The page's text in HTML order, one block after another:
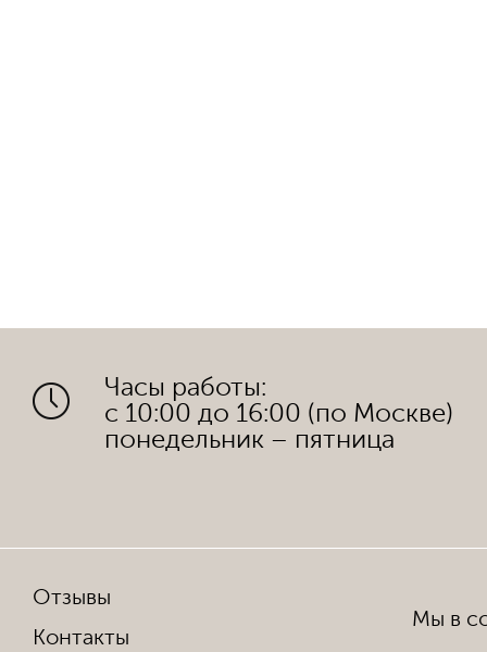
Часы работы:
с 10:00 до 16:00 (по Москве)
понедельник – пятница
Отзывы
Контакты
Мы в